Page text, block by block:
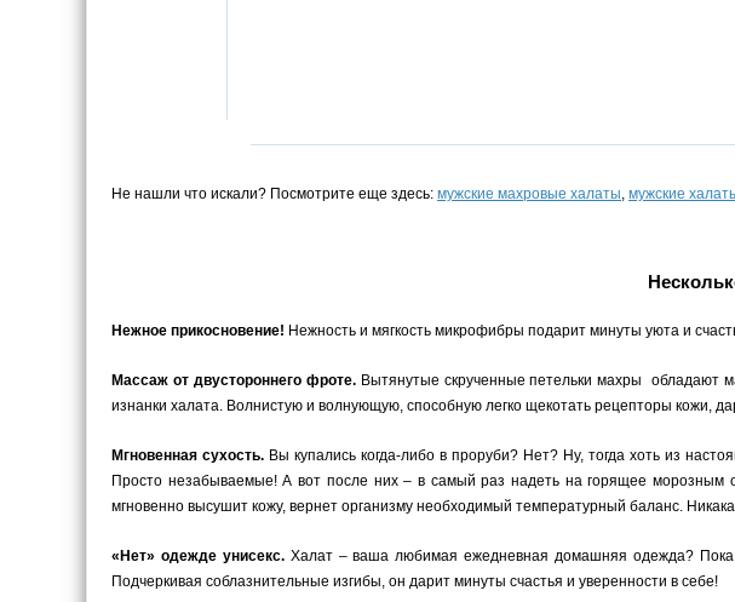
Не нашли что искали? Посмотрите еще здесь: мужские махровые халаты, мужские
Нежное прикосновение! Нежность и мягкость микрофибры подарит минуты уюта и
Массаж от двустороннего фроте.Вытянутые скрученные петельки махры обладают
изнанки халата. Волнистую и волнующую, способную легко щекотать рецепторы кожи,
Мгновенная сухость.Вы купались когда-либо в проруби? Нет? Ну, тогда хоть из
Просто незабываемые! А вот после них – в самый раз надеть на горящее морозным
мгновенно высушит кожу, вернет организму необходимый температурный баланс.
«Нет» одежде унисекс.Халат – ваша любимая ежедневная домашняя одежда? Пока
Подчеркивая соблазнительные изгибы, он дарит минуты счастья и уверенности в себе!